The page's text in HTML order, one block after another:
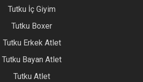
Tutku İç Giyim
Tutku Boxer
Tutku Erkek Atlet
Tutku Bayan Atlet
Tutku Atlet